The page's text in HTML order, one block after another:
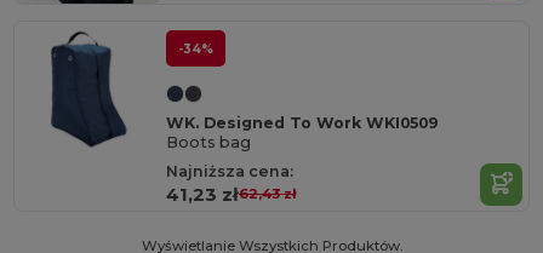
-34%
WK. Designed To Work WKI0509
Boots bag
Najniższa cena:
41,23 zł62,43 zł
Wyświetlanie Wszystkich Produktów.